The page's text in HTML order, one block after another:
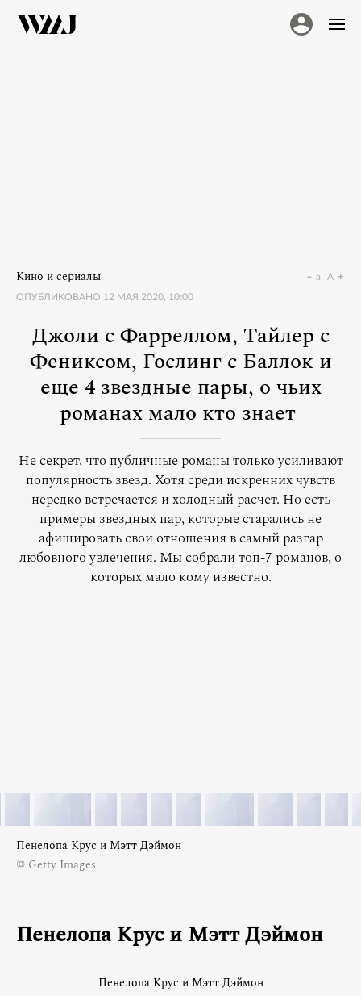
Кино и сериалы
ОПУБЛИКОВАНО 12 МАЯ 2020, 10:00
a A
Джоли с Фарреллом, Тайлер с
Фениксом, Гослинг с Баллок и
еще 4 звездные пары, о чьих
романах мало кто знает
Не секрет, что публичные романы только усиливают
популярность звезд. Хотя среди искренних чувств
нередко встречается и холодный расчет. Но есть
примеры звездных пар, которые старались не
афишировать свои отношения в самый разгар
любовного увлечения. Мы собрали топ-7 романов, о
которых мало кому известно.
Пенелопа Крус и Мэтт Дэймон
© Getty Images
Пенелопа Крус и Мэтт Дэймон
Пенелопа Крус и Мэтт Дэймон